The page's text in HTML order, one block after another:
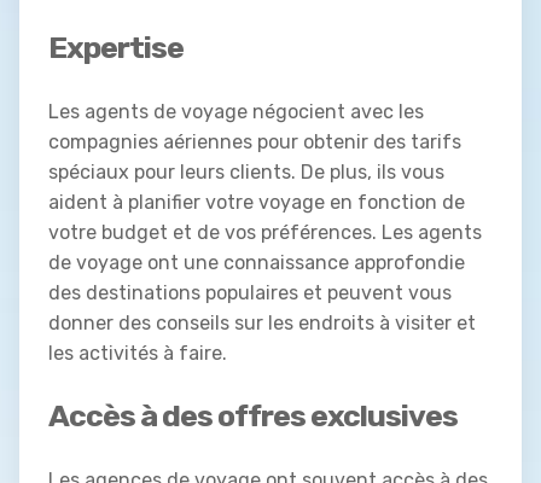
Expertise
Les agents de voyage négocient avec les
compagnies aériennes pour obtenir des tarifs
spéciaux pour leurs clients. De plus, ils vous
aident à planifier votre voyage en fonction de
votre budget et de vos préférences. Les agents
de voyage ont une connaissance approfondie
des destinations populaires et peuvent vous
donner des conseils sur les endroits à visiter et
les activités à faire.
Accès à des offres exclusives